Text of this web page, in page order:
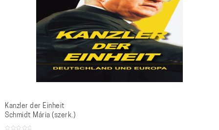
Kanzler der Einheit
Schmidt Mária (szerk.)